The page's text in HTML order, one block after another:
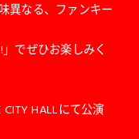
異なる、ファンキー
でぜひお楽しみく
HALLにて公演